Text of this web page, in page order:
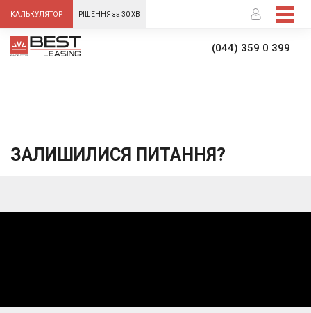
КАЛЬКУЛЯТОР РІШЕННЯ за 30 ХВ
(044) 359 0 399
ЗАЛИШИЛИСЯ ПИТАННЯ?